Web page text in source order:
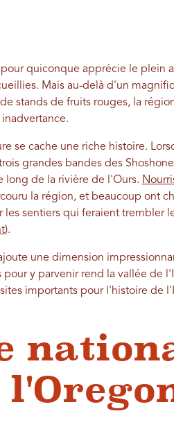
quiconque apprécie le plein
Mais au-delà d'un
stands de fruits rouges, la
se cache une riche histoire.
grandes bandes des
long de la rivière de l'Ours.
la région, et beaucoup ont
sentiers qui feraient trembler
).
une dimension
y parvenir rend la vallée de
importants pour l'histoire de